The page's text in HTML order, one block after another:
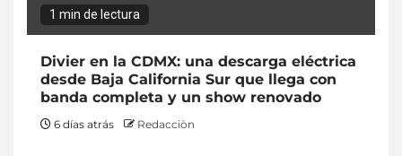
1 min de lectura
Divier en la CDMX: una descarga eléctrica
desde Baja California Sur que llega con
banda completa y un show renovado
6 días atrás Redacciòn